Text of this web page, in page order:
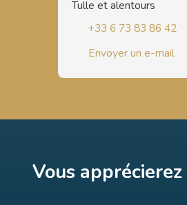
Tulle et alentours
+33 6 73 83 86 42
Envoyer un e-mail
Vous apprécierez